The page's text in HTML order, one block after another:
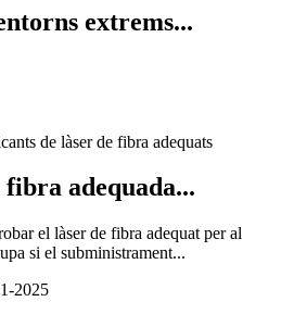
extrems...
adequada...
el làser de fibra adequat per al
si el subministrament...
2025